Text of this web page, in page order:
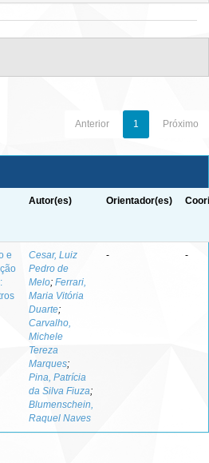
Anterior 1 Próximo
Autor(es) Orientador(es)
e
Cesar, Luiz
Pedro de
Melo; Ferrari,
Maria Vitória
Duarte;
Carvalho,
Michele
Tereza
Marques;
Pina, Patrícia
da Silva Fiuza;
Blumenschein,
Raquel Naves
- -